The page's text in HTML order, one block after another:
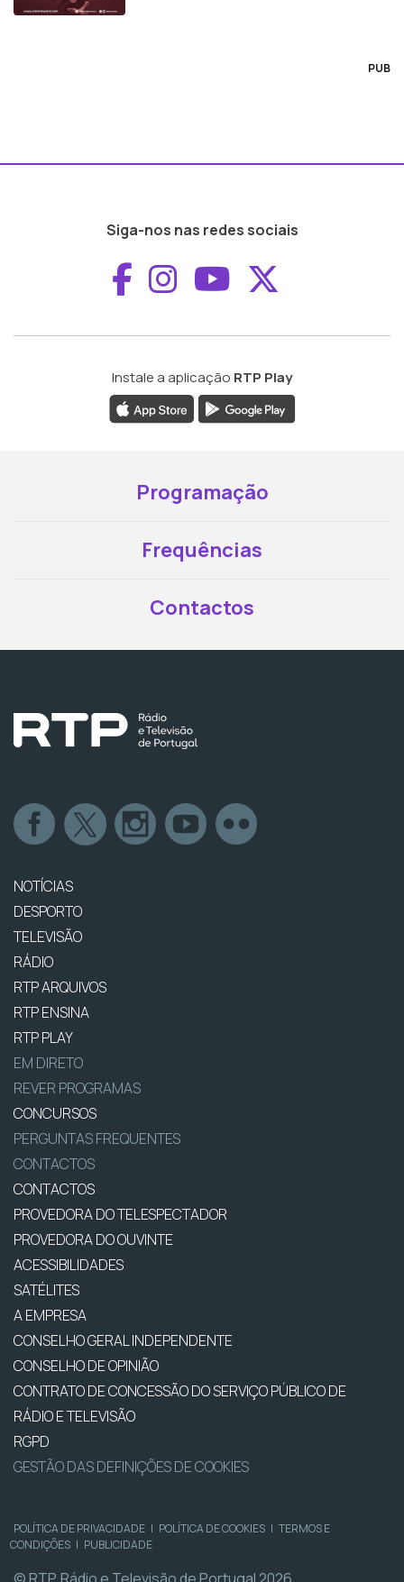
PUB
Siga-nos nas redes sociais
Aceder ao
Aceder ao
Aceder ao
Instale a aplicação RTP Play
Programação
Frequências
Contactos
NOTÍCIAS
DESPORTO
TELEVISÃO
RÁDIO
RTP ARQUIVOS
RTP ENSINA
RTP PLAY
EM DIRETO
REVER PROGRAMAS
CONCURSOS
PERGUNTAS FREQUENTES
CONTACTOS
CONTACTOS
PROVEDORA DO TELESPECTADOR
PROVEDORA DO OUVINTE
ACESSIBILIDADES
SATÉLITES
A EMPRESA
CONSELHO GERAL INDEPENDENTE
CONSELHO DE OPINIÃO
CONTRATO DE CONCESSÃO DO SERVIÇO PÚBLICO DE
RÁDIO E TELEVISÃO
RGPD
GESTÃO DAS DEFINIÇÕES DE COOKIES
POLÍTICA DE PRIVACIDADE | POLÍTICA DE COOKIES | TERMOS E
CONDIÇÕES | PUBLICIDADE